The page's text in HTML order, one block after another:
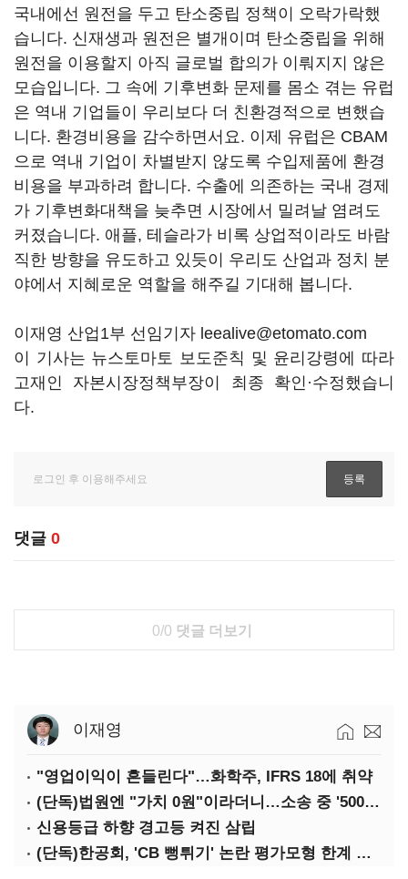
국내에선 원전을 두고 탄소중립 정책이 오락가락했
습니다. 신재생과 원전은 별개이며 탄소중립을 위해
원전을 이용할지 아직 글로벌 합의가 이뤄지지 않은
모습입니다. 그 속에 기후변화 문제를 몸소 겪는 유럽
은 역내 기업들이 우리보다 더 친환경적으로 변했습
니다. 환경비용을 감수하면서요. 이제 유럽은 CBAM
으로 역내 기업이 차별받지 않도록 수입제품에 환경
비용을 부과하려 합니다. 수출에 의존하는 국내 경제
가 기후변화대책을 늦추면 시장에서 밀려날 염려도
커졌습니다. 애플, 테슬라가 비록 상업적이라도 바람
직한 방향을 유도하고 있듯이 우리도 산업과 정치 분
야에서 지혜로운 역할을 해주길 기대해 봅니다.
이재영 산업1부 선임기자 leealive@etomato.com
이 기사는 뉴스토마토 보도준칙 및 윤리강령에 따라
고재인 자본시장정책부장이 최종 확인·수정했습니
다.
댓글 0
0/0 댓글 더보기
이재영
"영업이익이 흔들린다"…화학주, IFRS 18에 취약
(단독)법원엔 "가치 0원"이라더니…소송 중 '500원 유증' 강행한 라인게임즈
신용등급 하향 경고등 켜진 삼립
(단독)한공회, 'CB 뻥튀기' 논란 평가모형 한계 인정…당국 방관 속 장부 왜곡 수두룩